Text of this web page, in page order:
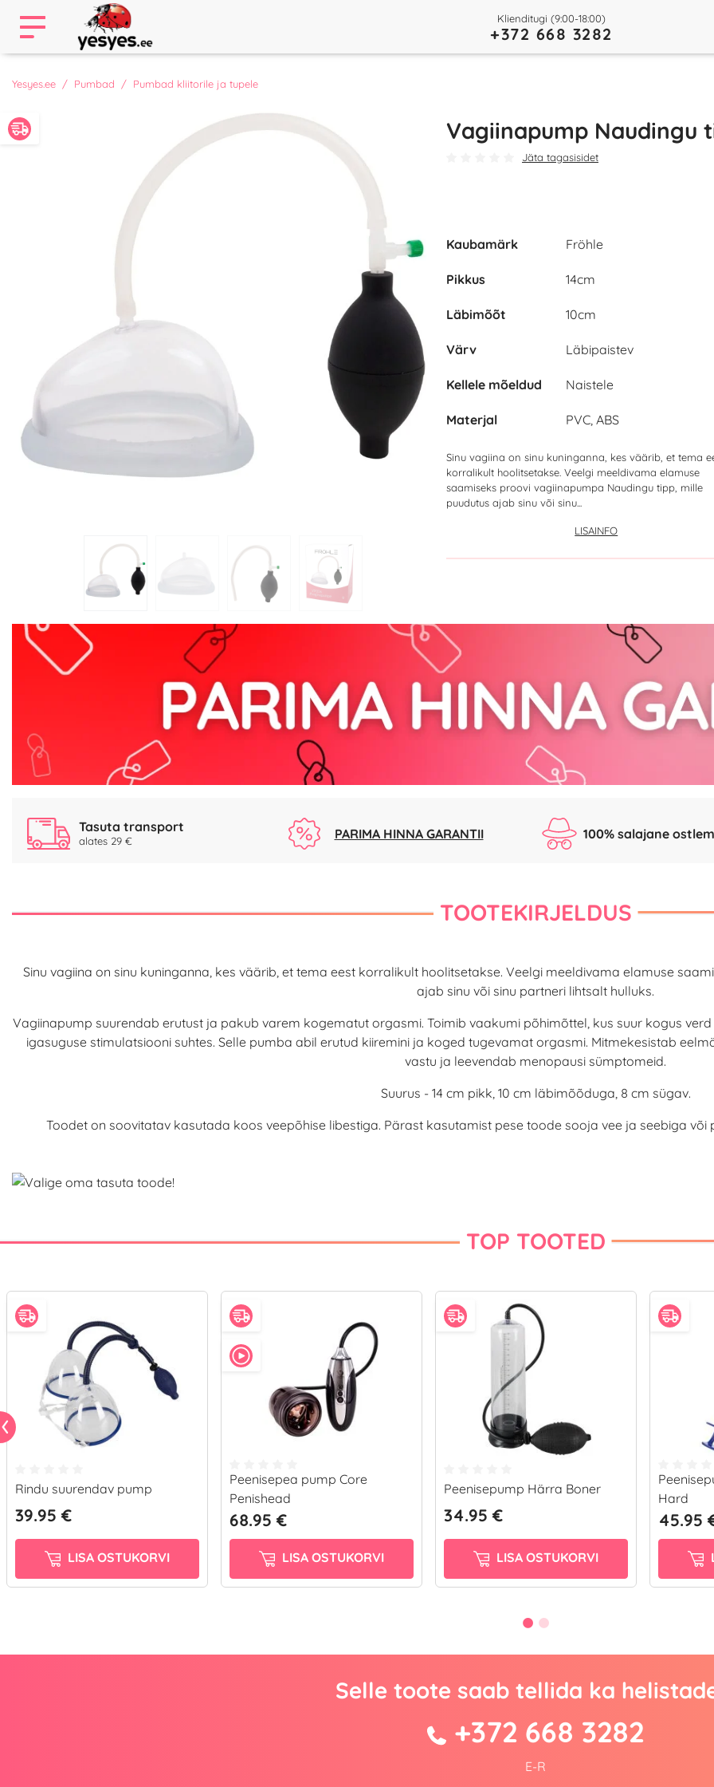
Klienditugi (9:00-18:00)
+372 668 3282
Yesyes.ee Pumbad Pumbad kliitorile ja tupele
Vagiinapump Naudingu
Jäta tagasisidet
Kaubamärk Fröhle
Pikkus 14cm
Läbimõõt 10cm
Värv Läbipaistev
Kellele mõeldud Naistele
Materjal PVC, ABS
Sinu vagiina on sinu kuninganna, kes väärib, et tema
korralikult hoolitsetakse. Veelgi meeldivama elamuse
saamiseks proovi vagiinapumpa Naudingu tipp, mille
puudutus ajab sinu või sinu...
LISAINFO
Tasuta transport
alates 29 € PARIMA HINNA GARANTII 100% salajane
TOOTEKIRJELDUS
Sinu vagiina on sinu kuninganna, kes väärib, et tema eest korralikult hoolitsetakse. Veelgi meeldivama elamuse
ajab sinu või sinu partneri lihtsalt hulluks.
Vagiinapump suurendab erutust ja pakub varem kogematut orgasmi. Toimib vaakumi põhimõttel, kus suur kogus
igasuguse stimulatsiooni suhtes. Selle pumba abil erutud kiiremini ja koged tugevamat orgasmi. Mitmekesistab
vastu ja leevendab menopausi sümptomeid.
Suurus - 14 cm pikk, 10 cm läbimõõduga, 8 cm sügav.
Toodet on soovitatav kasutada koos veepõhise libestiga. Pärast kasutamist pese toode sooja vee ja seebiga
TOP TOOTED
Rindu suurendav pump
39.95 €
LISA OSTUKORVI
Peenisepea pump Core
Penishead
68.95 €
LISA OSTUKORVI
Peenisepump Härra Boner
34.95 €
LISA OSTUKORVI
Hard
45.95
Selle toote saab tellida ka
+372 668 3282
E-R